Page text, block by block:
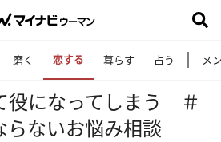
磨く 恋する 暮らす 占う メ
役になってしまう ＃
らないお悩み相談